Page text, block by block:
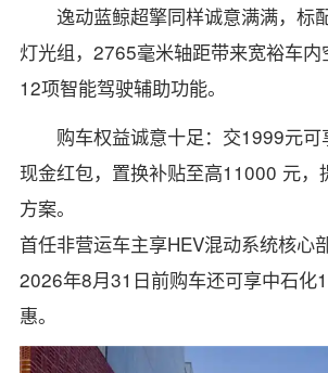
逸动蓝鲸超擎同样诚意满满，标
灯光组，2765毫米轴距带来宽裕车
12项智能驾驶辅助功能。
购车权益诚意十足：交1999元
现金红包，置换补贴至高11000 元，
方案。
首任非营运车主享HEV混动系统核心
2026年8月31日前购车还可享中石化
惠。